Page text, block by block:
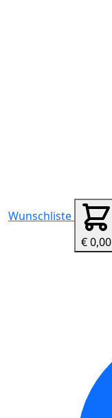
Wunschliste
€ 0,00